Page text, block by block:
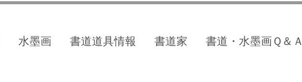
水墨画 書道道具情報 書道家 書道・水墨画Ｑ＆Ａ